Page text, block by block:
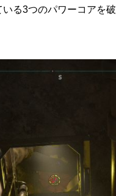
いる3つのパワーコアを